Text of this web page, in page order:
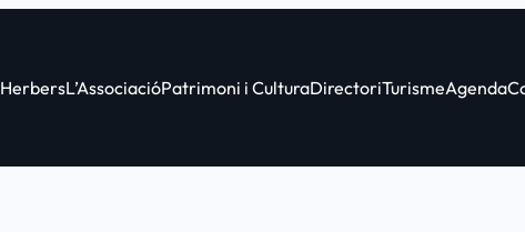
HerbersL’AssociacióPatrimoni i CulturaDirectoriTurismeAgenda